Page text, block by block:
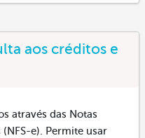
aos créditos e
através das Notas
(NFS-e). Permite usar